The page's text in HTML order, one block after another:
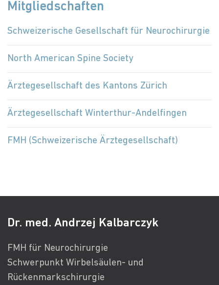
Mitgliedschaften
Schweizerische Gesellschaft für Neurochirurgie
North American Spine Society
Ärztegesellschaft des Kantons Zürich
Ärztegesellschaft Winterthur-Andelfingen
FMH (Schweizerische Ärztegesellschaft)
Dr. med. Andrzej Kalbarczyk
FMH für Neurochirurgie
Schwerpunkt Wirbelsäulen- und
Rückenmarkschirurgie